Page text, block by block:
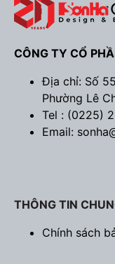
CÔNG TY CỔ
Địa chỉ: Số
Phường Lê
Tel : (0225)
Email:
THÔNG TIN
Chính sách